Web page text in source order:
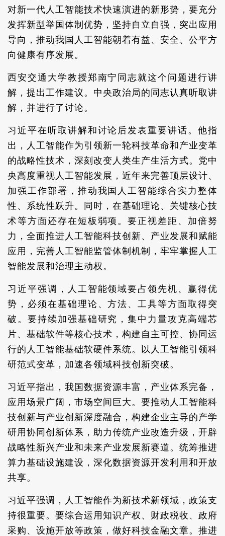
对新一代人工智能技术快速演进的新形势，要充分
发挥新型举国体制优势，坚持自立自强，突出应用
导向，推动我国人工智能朝着有益、安全、公平方
向健康有序发展。
西安交通大学教授郑南宁同志就这个问题进行讲
解，提出工作建议。中央政治局的同志认真听取讲
解，并进行了讨论。
习近平在听取讲解和讨论后发表重要讲话。他指
出，人工智能作为引领新一轮科技革命和产业变革
的战略性技术，深刻改变人类生产生活方式。党中
央高度重视人工智能发展，近年来完善顶层设计、
加强工作部署，推动我国人工智能综合实力整体
性、系统性跃升。同时，在基础理论、关键核心技
术等方面还存在短板弱项。要正视差距、加倍努
力，全面推进人工智能科技创新、产业发展和赋能
应用，完善人工智能监管体制机制，牢牢掌握人工
智能发展和治理主动权。
习近平强调，人工智能领域要占领先机、赢得优
势，必须在基础理论、方法、工具等方面取得突
破。要持续加强基础研究，集中力量攻克高端芯
片、基础软件等核心技术，构建自主可控、协同运
行的人工智能基础软硬件系统。以人工智能引领科
研范式变革，加速各领域科技创新突破。
习近平指出，我国数据资源丰富，产业体系完备，
应用场景广阔，市场空间巨大。要推动人工智能科
技创新与产业创新深度融合，构建企业主导的产学
研用协同创新体系，助力传统产业改造升级，开辟
战略性新兴产业和未来产业发展新赛道。统筹推进
算力基础设施建设，深化数据资源开发利用和开放
共享。
习近平强调，人工智能作为新技术新领域，政策支
持很重要。要综合运用知识产权、财政税收、政府
采购、设施开放等政策，做好科技金融文章。推进